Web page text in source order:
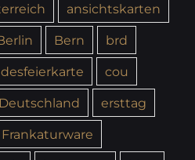
ansichtskarten
Bern
brd
cou
Deutschland
ersttag
Frankaturware